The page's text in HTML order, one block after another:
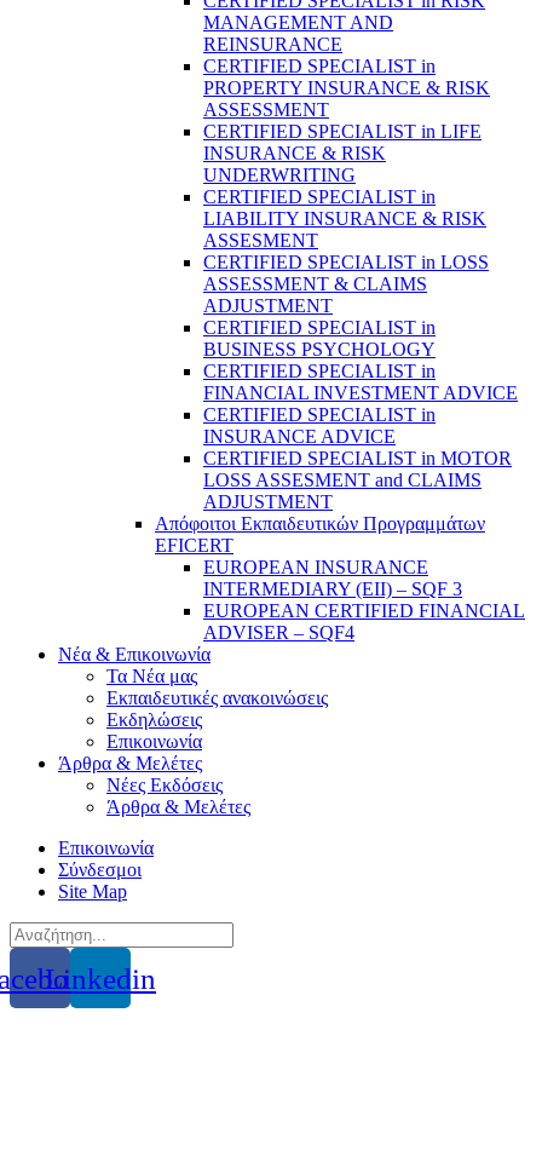
MANAGEMENT AND
REINSURANCE
CERTIFIED SPECIALIST in
PROPERTY INSURANCE & RISK
ASSESSMENT
CERTIFIED SPECIALIST in LIFE
INSURANCE & RISK
UNDERWRITING
CERTIFIED SPECIALIST in
LIABILITY INSURANCE & RISK
ASSESMENT
CERTIFIED SPECIALIST in LOSS
ASSESSMENT & CLAIMS
ADJUSTMENT
CERTIFIED SPECIALIST in
BUSINESS PSYCHOLOGY
CERTIFIED SPECIALIST in
FINANCIAL INVESTMENT ADVICE
CERTIFIED SPECIALIST in
INSURANCE ADVICE
CERTIFIED SPECIALIST in MOTOR
LOSS ASSESMENT and CLAIMS
ADJUSTMENT
Απόφοιτοι Εκπαιδευτικών Προγραμμάτων
EFICERT
EUROPEAN INSURANCE
INTERMEDIARY (EII) – SQF 3
EUROPEAN CERTIFIED FINANCIAL
ADVISER – SQF4
Νέα & Επικοινωνία
Τα Νέα μας
Εκπαιδευτικές ανακοινώσεις
Εκδηλώσεις
Επικοινωνία
Άρθρα & Μελέτες
Νέες Εκδόσεις
Άρθρα & Μελέτες
Επικοινωνία
Σύνδεσμοι
Site Map
Linkedin